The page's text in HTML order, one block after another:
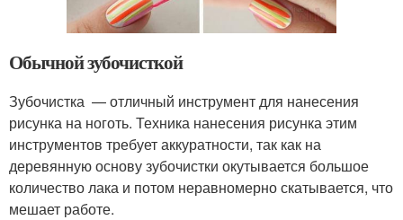
Обычной зубочисткой
Зубочистка — отличный инструмент для нанесения
рисунка на ноготь. Техника нанесения рисунка этим
инструментов требует аккуратности, так как на
деревянную основу зубочистки окутывается большое
количество лака и потом неравномерно скатывается, что
мешает работе.